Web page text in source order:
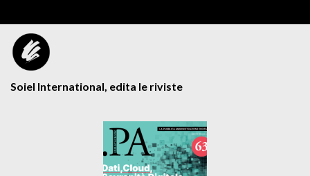
Soiel International, edita le riviste